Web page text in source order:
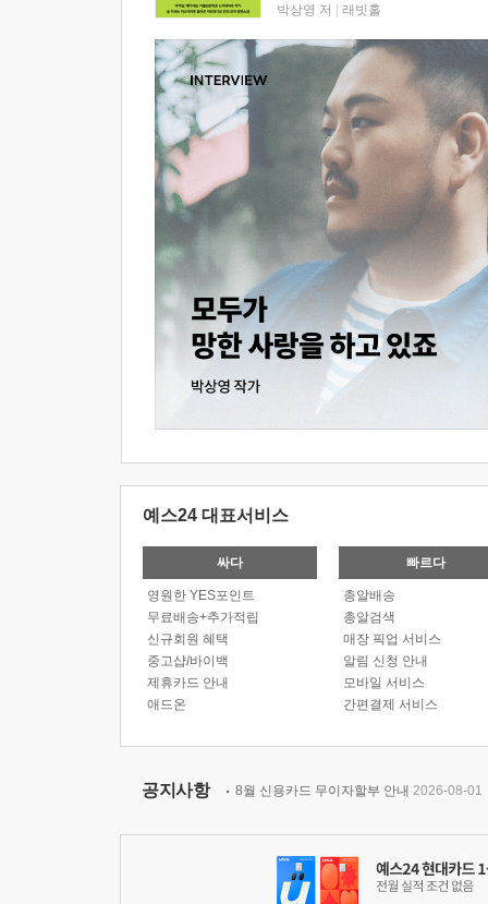
박상영 저 래빗홀
예스24 대표서비스
싸다
영원한 YES포인트
무료배송+추가적립
신규회원 혜택
중고샵/바이백
제휴카드 안내
애드온
빠르다
총알배송
총알검색
매장 픽업 서비스
알림 신청 안내
모바일 서비스
간편결제 서비스
공지사항 8월 신용카드 무이자할부 안내 2026-08-01